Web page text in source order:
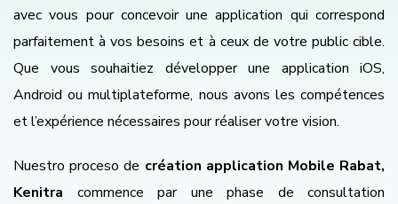
avec vous pour concevoir une application qui correspond
parfaitement à vos besoins et à ceux de votre public cible.
Que vous souhaitiez développer une application iOS,
Android ou multiplateforme, nous avons les compétences
et l’expérience nécessaires pour réaliser votre vision.
Nuestro proceso de création application Mobile Rabat,
Kenitra commence par une phase de consultation